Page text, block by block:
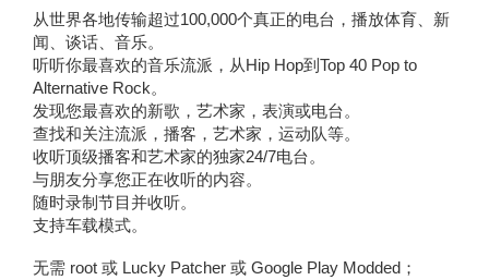
从世界各地传输超过100,000个真正的电台，播放体育、新
闻、谈话、音乐。
听听你最喜欢的音乐流派，从Hip Hop到Top 40 Pop to
Alternative Rock。
发现您最喜欢的新歌，艺术家，表演或电台。
查找和关注流派，播客，艺术家，运动队等。
收听顶级播客和艺术家的独家24/7电台。
与朋友分享您正在收听的内容。
随时录制节目并收听。
支持车载模式。
无需 root 或 Lucky Patcher 或 Google Play Modded；